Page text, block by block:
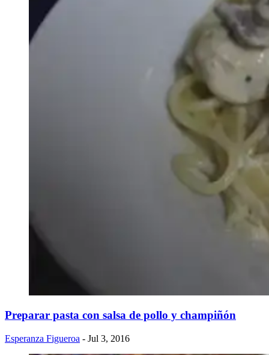
Preparar pasta con salsa de pollo y champiñón
Esperanza Figueroa - Jul 3, 2016